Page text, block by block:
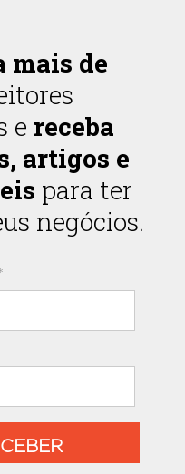
mais de
e receba
artigos e
para ter
negócios.